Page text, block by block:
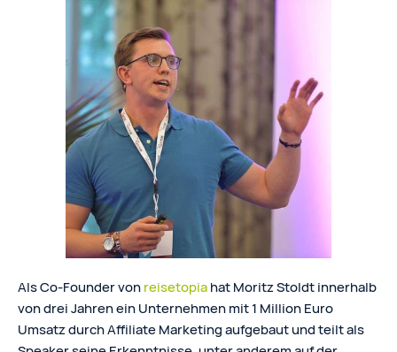
Als Co-Founder vonreisetopiahat Moritz Stoldt innerhalb
von drei Jahren ein Unternehmen mit 1 Million Euro
Umsatz durch Affiliate Marketing aufgebaut und teilt als